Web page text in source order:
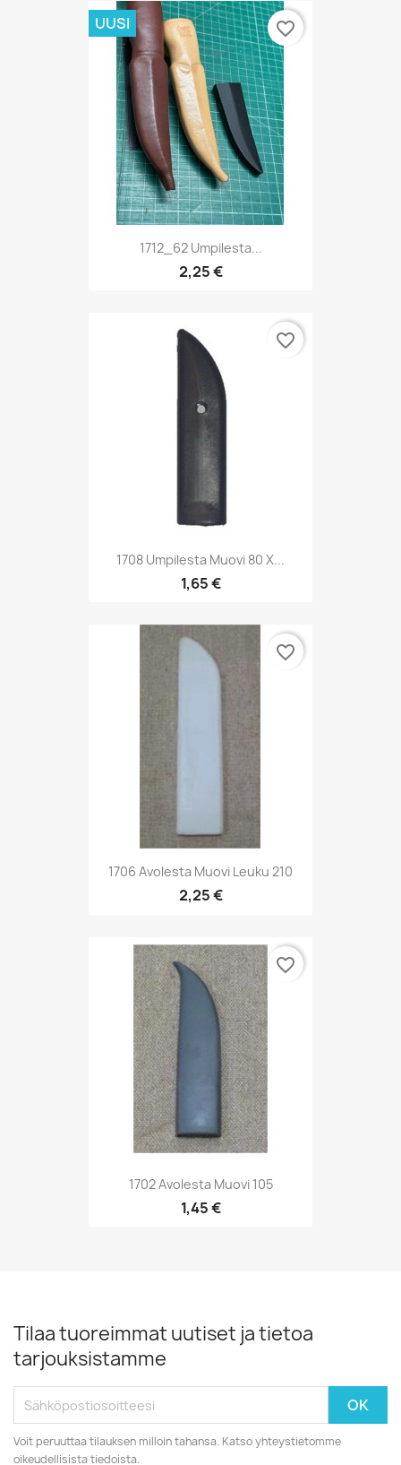
1712_62 Umpilesta...
2,25 €
UUSI favorite_border
1708 Umpilesta Muovi 80 X...
1,65 €
favorite_border
1706 Avolesta Muovi Leuku 210
2,25 €
favorite_border
1702 Avolesta Muovi 105
1,45 €
favorite_border
Tilaa tuoreimmat uutiset ja tietoa
tarjouksistamme
Voit peruuttaa tilauksen milloin tahansa. Katso yhteystietomme
oikeudellisista tiedoista.